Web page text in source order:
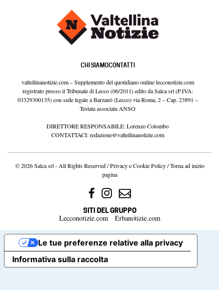
CHI SIAMOCONTATTI
valtellinanotizie.com – Supplemento del quotidiano online lecconotizie.com
registrato presso il Tribunale di Lecco (06/2011) edito da Salca srl (P.IVA:
03329300135) con sede legale a Barzanò (Lecco) via Roma, 2 – Cap. 23891 –
Testata associata ANSO
DIRETTORE RESPONSABILE: Lorenzo Colombo
CONTATTACI:redazione@valtellinanotizie.com
© 2026 Salca srl - All Rights Reserved /Privacy e Cookie Policy/Torna ad inizio
pagina
SITI DEL GRUPPO
Lecconotizie.com Erbanotizie.com
Informativa sulla raccolta
Le tue preferenze relative alla privacy